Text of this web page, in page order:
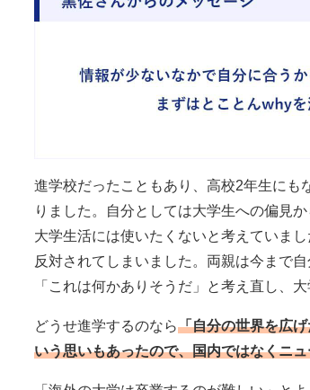
進学校だったこともあり、高校2年生にも
りました。自分としては大学生への偏見
大学生活には使いたくないと考えていま
反対されてしまいました。両親は今まで
「これは何かありそうだ」と考え直し、
どうせ進学するのなら「自分の世界を広
いう思いもあったので、国内ではなくニ